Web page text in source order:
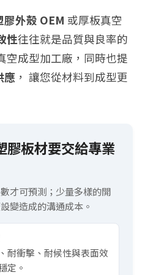
膠外殼 OEM 或厚板真空
性往往就是品質與良率的
空成型加工廠，同時也提
應 ， 讓您從材料到成型更
膠板材要交給專業
才可預測；少量多樣的開
變造成的溝通成本。
耐衝擊、耐候性與表面效
定。